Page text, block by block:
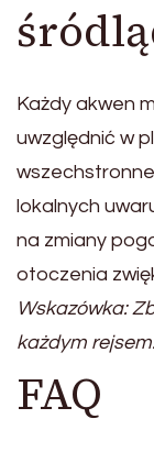
Każdy akwen
uwzględnić w
lokalnych
na zmiany
otoczenia
Wskazówka:
każdym rejsem.
FAQ